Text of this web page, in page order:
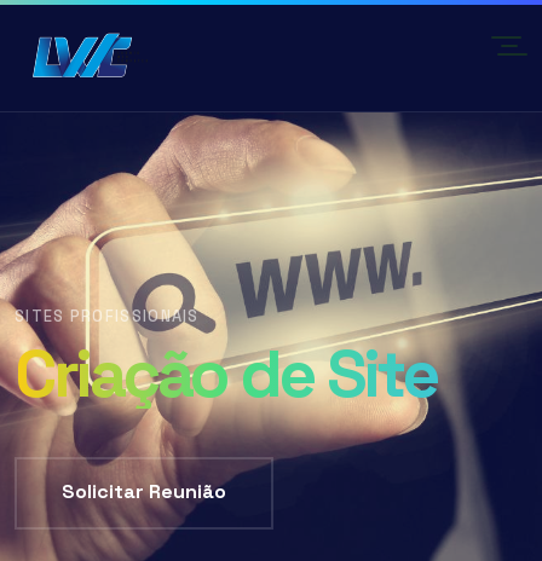
SITES PROFISSIONAIS
Criação de Site
Solicitar Reunião